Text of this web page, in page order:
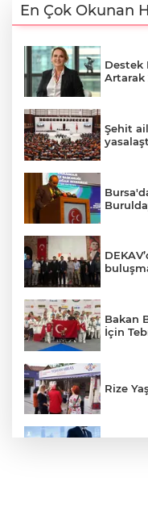
En Çok Okunan
Destek
Artarak
Şehit
Bakan
İçin
Rize